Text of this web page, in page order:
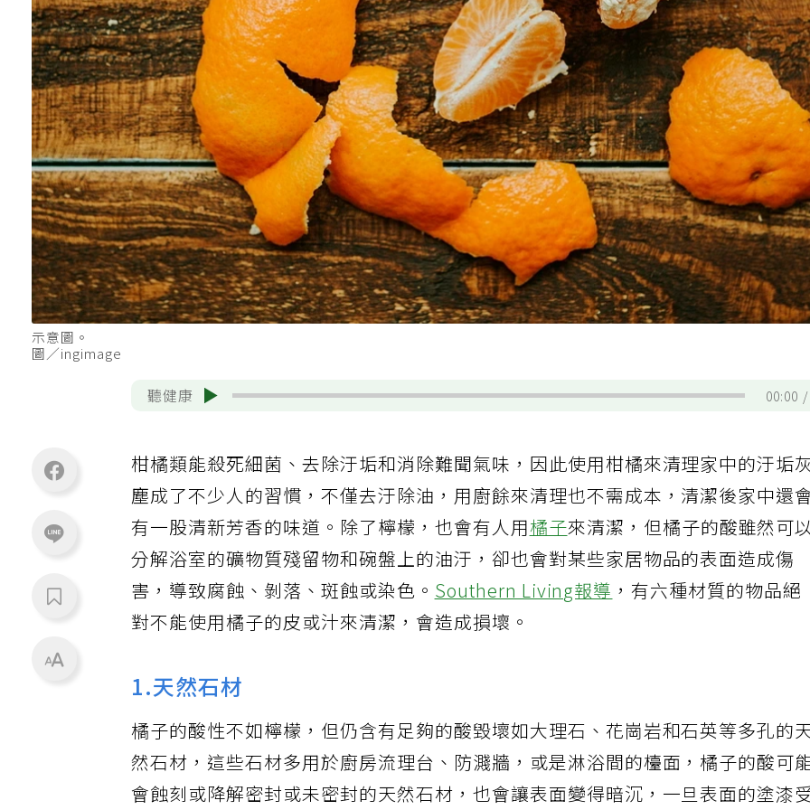
示意圖。
圖／ingimage
聽健康 00:00
柑橘類能殺死細菌、去除汙垢和消除難聞氣味，因此使用柑橘來清理家中的汙垢
塵成了不少人的習慣，不僅去汙除油，用廚餘來清理也不需成本，清潔後家中還
有一股清新芳香的味道。除了檸檬，也會有人用橘子來清潔，但橘子的酸雖然可
分解浴室的礦物質殘留物和碗盤上的油汙，卻也會對某些家居物品的表面造成傷
害，導致腐蝕、剝落、斑蝕或染色。Southern Living報導 ，有六種材質的物品絕
對不能使用橘子的皮或汁來清潔，會造成損壞。
1.天然石材
橘子的酸性不如檸檬，但仍含有足夠的酸毀壞如大理石、花崗岩和石英等多孔的
然石材，這些石材多用於廚房流理台、防濺牆，或是淋浴間的檯面，橘子的酸可
會蝕刻或降解密封或未密封的天然石材，也會讓表面變得暗沉，一旦表面的塗漆